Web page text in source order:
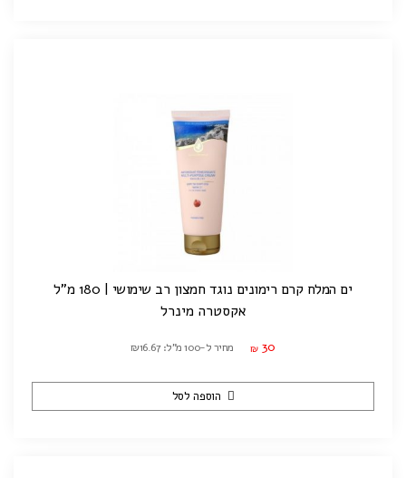
ים המלח קרם רימונים נוגד חמצון רב שימושי | 180 מ"ל
אקסטרה מינרל
₪ 30 מחיר ל-100 מ"ל: ₪16.67
הוספה לסל